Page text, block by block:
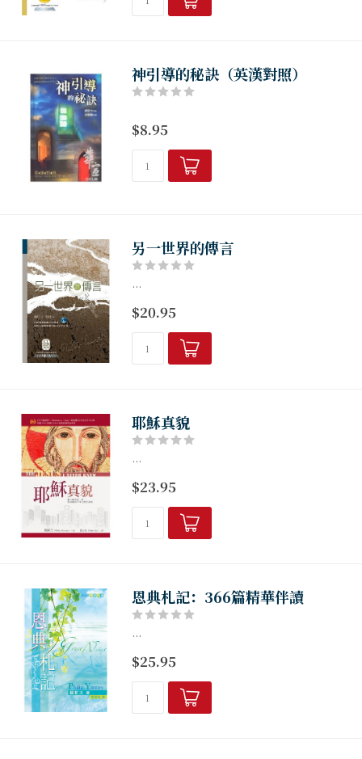
神引導的秘訣（英漢對照）
$8.95
另一世界的傳言
...
$20.95
耶穌真貌
...
$23.95
恩典札記：366篇精華伴讀
...
$25.95